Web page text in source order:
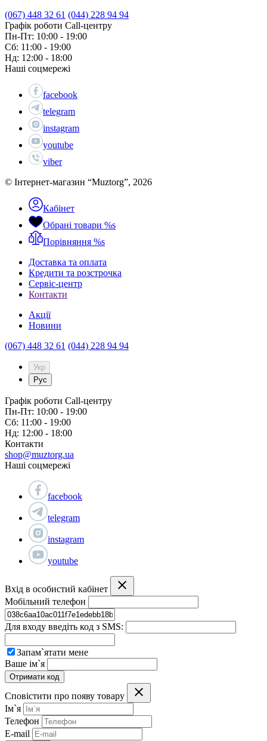
(067) 448 32 61 (044) 228 94 94
Графік роботи Call-центру
Пн-Пт: 10:00 - 19:00
Сб: 11:00 - 19:00
Нд: 12:00 - 18:00
Наші соцмережі
facebook
telegram
instagram
youtube
viber
© Інтернет-магазин “Muztorg”, 2026
Кабінет
Обрані товари %s
Порівняння %s
Доставка та оплата
Кредити та розстрочка
Сервіc-центр
Контакти
Акції
Новини
(067) 448 32 61 (044) 228 94 94
Укр
Рус
Графік роботи Call-центру
Пн-Пт: 10:00 - 19:00
Сб: 11:00 - 19:00
Нд: 12:00 - 18:00
Контакти
shop@muztorg.ua
Наші соцмережі
facebook
telegram
instagram
youtube
Вхід в особистий кабінет
Мобільний телефон
Для входу введіть код з SMS:
Запам`ятати мене
Ваше ім`я
Отримати код
Сповістити про появу товару
Ім`я
Телефон
E-mail